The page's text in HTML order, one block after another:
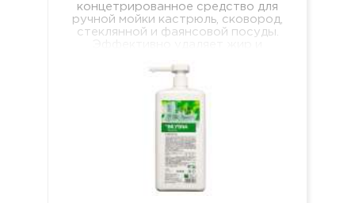
концетрированное средство для
ручной мойки кастрюль, сковород,
стеклянной и фаянсовой посуды.
пенится и легко смывается, не